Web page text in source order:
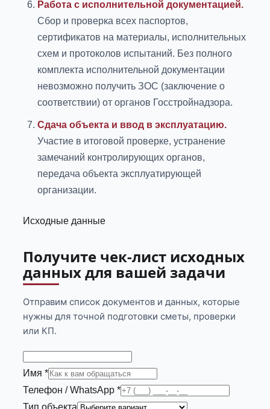
Работа с исполнительной документацией.
Сбор и проверка всех паспортов,
сертификатов на материалы, исполнительных
схем и протоколов испытаний. Без полного
комплекта исполнительной документации
невозможно получить ЗОС (заключение о
соответствии) от органов Госстройнадзора.
Сдача объекта и ввод в эксплуатацию.
Участие в итоговой проверке, устранение
замечаний контролирующих органов,
передача объекта эксплуатирующей
организации.
Исходные данные
Получите чек-лист исходных
данных для вашей задачи
Отправим список документов и данных, которые
нужны для точной подготовки сметы, проверки
или КП.
Имя *
Телефон / WhatsApp *